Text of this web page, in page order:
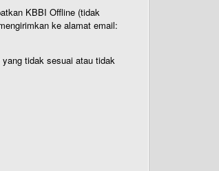
KBBI Offline (tidak
ke alamat email:
tidak sesuai atau tidak